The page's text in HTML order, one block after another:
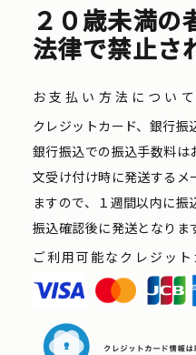
２０歳未満の
法律で禁止さ
お支払い方法について
クレジットカード、銀行振
銀行振込での振込手数料は
文受け付け時に発送するメ
ますので、１週間以内に
振込確認後に発送となりま
ご利用可能なクレジット